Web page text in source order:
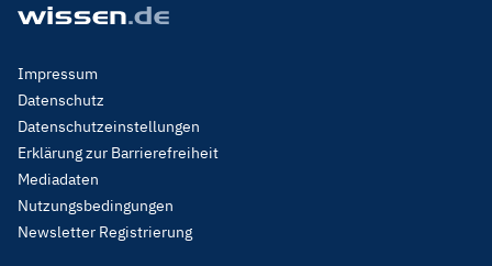
Footer
Menu
Legal
Impressum
Datenschutz
Datenschutzeinstellungen
Erklärung zur Barrierefreiheit
Mediadaten
Nutzungsbedingungen
Newsletter Registrierung